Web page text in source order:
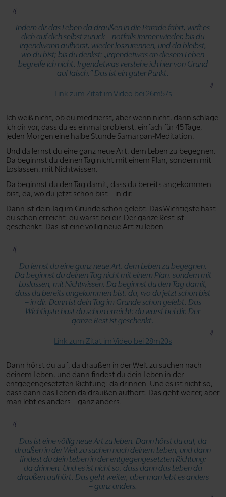
Indem dir das Leben da draußen in die Parade fährt, wirft es
dich auf dich selbst zurück – notfalls immer wieder, bis du
irgendwann aufhörst, wieder loszurennen, und da bleibst,
wo du bist; bis du denkst:„irgendetwas an diesem Leben
begreife ich nicht. Irgendetwas verstehe ich hier von Grund
auf falsch.”Das ist ein guter Punkt.
Link zum Zitat im Video bei 26m57s
Ich weiß nicht, ob du meditierst, aber wenn nicht, dann schlage
ich dir vor, dass du es einmal probierst, einfach für 45 Tage,
jeden Morgen eine halbe Stunde Samarpan-Meditation.
Und da lernst du eine ganz neue Art, dem Leben zu begegnen.
Da beginnst du deinen Tag nicht mit einem Plan, sondern mit
Loslassen, mit Nichtwissen.
Da beginnst du den Tag damit, dass du bereits angekommen
bist, da, wo du jetzt schon bist – in dir.
Dann ist dein Tag im Grunde schon gelebt. Das Wichtigste hast
du schon erreicht: du warst bei dir. Der ganze Rest ist
geschenkt. Das ist eine völlig neue Art zu leben.
Da lernst du eine ganz neue Art, dem Leben zu begegnen.
Da beginnst du deinen Tag nicht mit einem Plan, sondern mit
Loslassen, mit Nichtwissen. Da beginnst du den Tag damit,
dass du bereits angekommen bist, da, wo du jetzt schon bist
– in dir. Dann ist dein Tag im Grunde schon gelebt. Das
Wichtigste hast du schon erreicht: du warst bei dir. Der
ganze Rest ist geschenkt.
Link zum Zitat im Video bei 28m20s
Dann hörst du auf, da draußen in der Welt zu suchen nach
deinem Leben, und dann findest du dein Leben in der
entgegengesetzten Richtung: da drinnen. Und es ist nicht so,
dass dann das Leben da draußen aufhört. Das geht weiter, aber
man lebt es anders – ganz anders.
Das ist eine völlig neue Art zu leben. Dann hörst du auf, da
draußen in der Welt zu suchen nach deinem Leben, und dann
findest du dein Leben in der entgegengesetzten Richtung:
da drinnen. Und es ist nicht so, dass dann das Leben da
draußen aufhört. Das geht weiter, aber man lebt es anders
– ganz anders.